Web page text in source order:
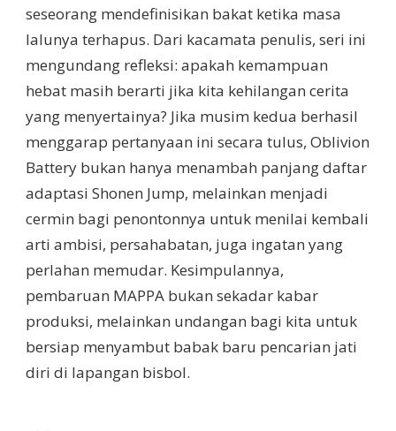
seseorang mendefinisikan bakat ketika masa
lalunya terhapus. Dari kacamata penulis, seri ini
mengundang refleksi: apakah kemampuan
hebat masih berarti jika kita kehilangan cerita
yang menyertainya? Jika musim kedua berhasil
menggarap pertanyaan ini secara tulus, Oblivion
Battery bukan hanya menambah panjang daftar
adaptasi Shonen Jump, melainkan menjadi
cermin bagi penontonnya untuk menilai kembali
arti ambisi, persahabatan, juga ingatan yang
perlahan memudar. Kesimpulannya,
pembaruan MAPPA bukan sekadar kabar
produksi, melainkan undangan bagi kita untuk
bersiap menyambut babak baru pencarian jati
diri di lapangan bisbol.